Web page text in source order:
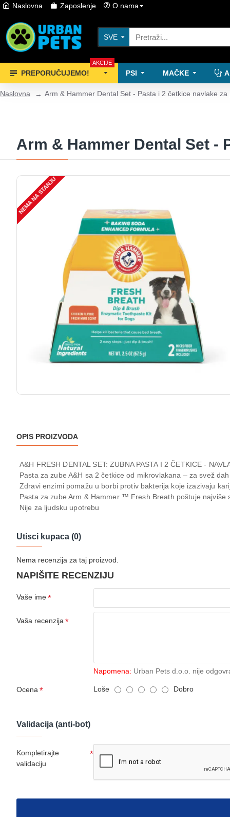
Naslovna Zaposlenje O nama
SVE
PREPORUČUJEMO!
AKCIJE
PSI MAČKE
Naslovna Arm & Hammer Dental Set - Pasta i 2 četkice navlake za
Arm & Hammer Dental Set -
NEMA NA STANJU
OPIS PROIZVODA
A&H FRESH DENTAL SET: ZUBNA PASTA I 2 ČETKICE -
Pasta za zube A&H sa 2 četkice od mikrovlakana – za svež dah
Zdravi enzimi pomažu u borbi protiv bakterija koje izazivaju
Pasta za zube Arm & Hammer ™ Fresh Breath poštuje
Nije za ljudsku upotrebu
Utisci kupaca (0)
Nema recenzija za taj proizvod.
NAPIŠITE RECENZIJU
Vaše ime
Vaša recenzija
Napomena: Urban Pets d.o.o. nije
Ocena Loše Dobro
Validacija (anti-bot)
Kompletirajte
validaciju